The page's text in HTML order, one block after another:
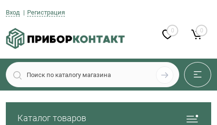
Вход Регистрация
0 0
Каталог товаров